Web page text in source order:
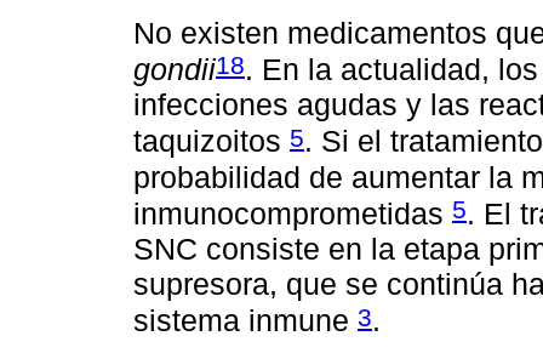
No existen medicamentos
gondii18. En la actualidad,
infecciones agudas y las
taquizoitos 5. Si el
probabilidad de aumentar la
inmunocomprometidas 5. El
SNC consiste en la etapa
supresora, que se continúa
sistema inmune 3.